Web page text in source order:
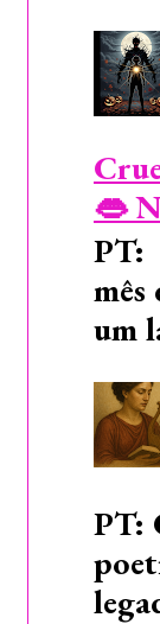
👄
PT:
um
PT: